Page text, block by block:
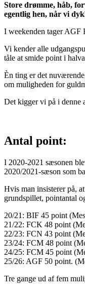
Store drømme, håb,
egentlig hen, når vi
I weekenden tager AGF
Vi kender alle
tåle at smide point i
Èn ting er det
om muligheden for
Det kigger vi på i denne
Antal point:
I 2020-2021 sæsonen
2020/2021-sæson som
Hvis man insisterer på,
grundspillet, pointantal
20/21: BIF 45 point
21/22: FCK 48 point
22/23: FCN 43 point
23/24: FCM 48 point
24/25: FCM 45 point
25/26: AGF 50 point.
Tre gange ud af fem